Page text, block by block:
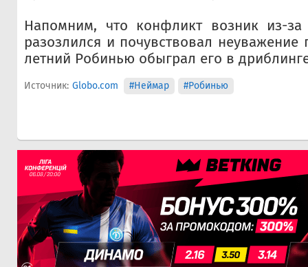
Напомним, что конфликт возник из-
разозлился и почувствовал неуважение
летний Робинью обыграл его в
Источник: Globo.com #Неймар #Робинью